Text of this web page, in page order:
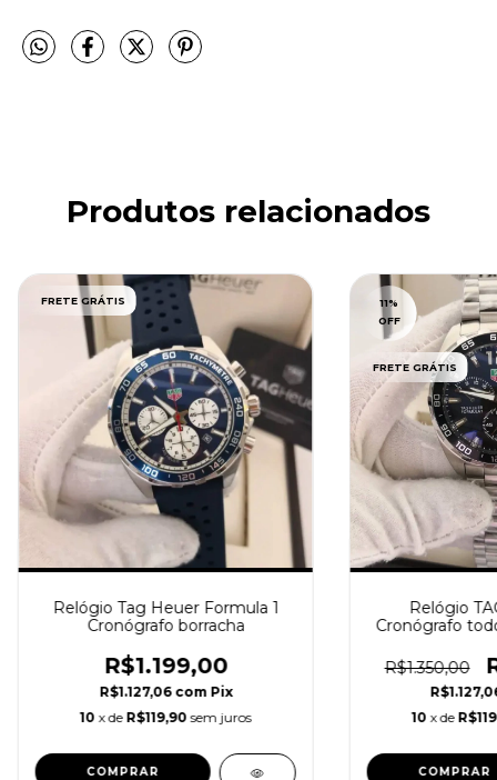
Produtos relacionados
FRETE GRÁTIS
Relógio Tag Heuer Formula 1
Cronógrafo borracha
R$1.199,00
R$1.127,06 com Pix
10 x de R$119,90 sem juros
11%
OFF
FRETE GRÁTIS
Relógio
Cronógrafo
R$1.350,00
10 x de